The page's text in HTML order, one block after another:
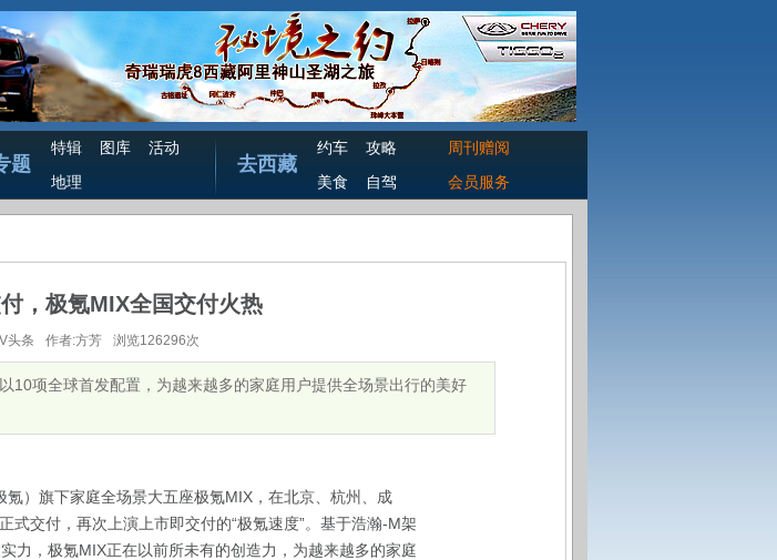
题
特辑 图库
活动
地理
去西藏
约车
攻略
美食
自驾
周刊赠阅
会员服务
，极氪MIX全国交付火热
头条 作者:方芳 浏览126296次
10项全球首发配置，为越来越多的家庭用户提供全场景出行的美好
氪）旗下家庭全场景大五座极氪MIX，在北京、杭州、成
交付，再次上演上市即交付的“极氪速度”。基于浩瀚-M架
力，极氪MIX正在以前所未有的创造力，为越来越多的家庭